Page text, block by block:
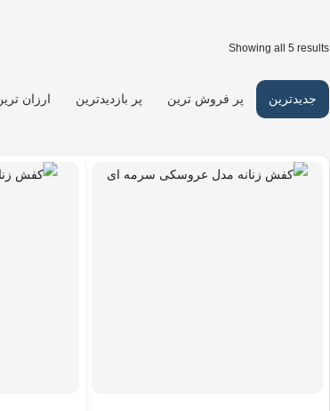
Showing all 5 results
پر فروش ترین پر بازدیدترین جدیدترین ارزان